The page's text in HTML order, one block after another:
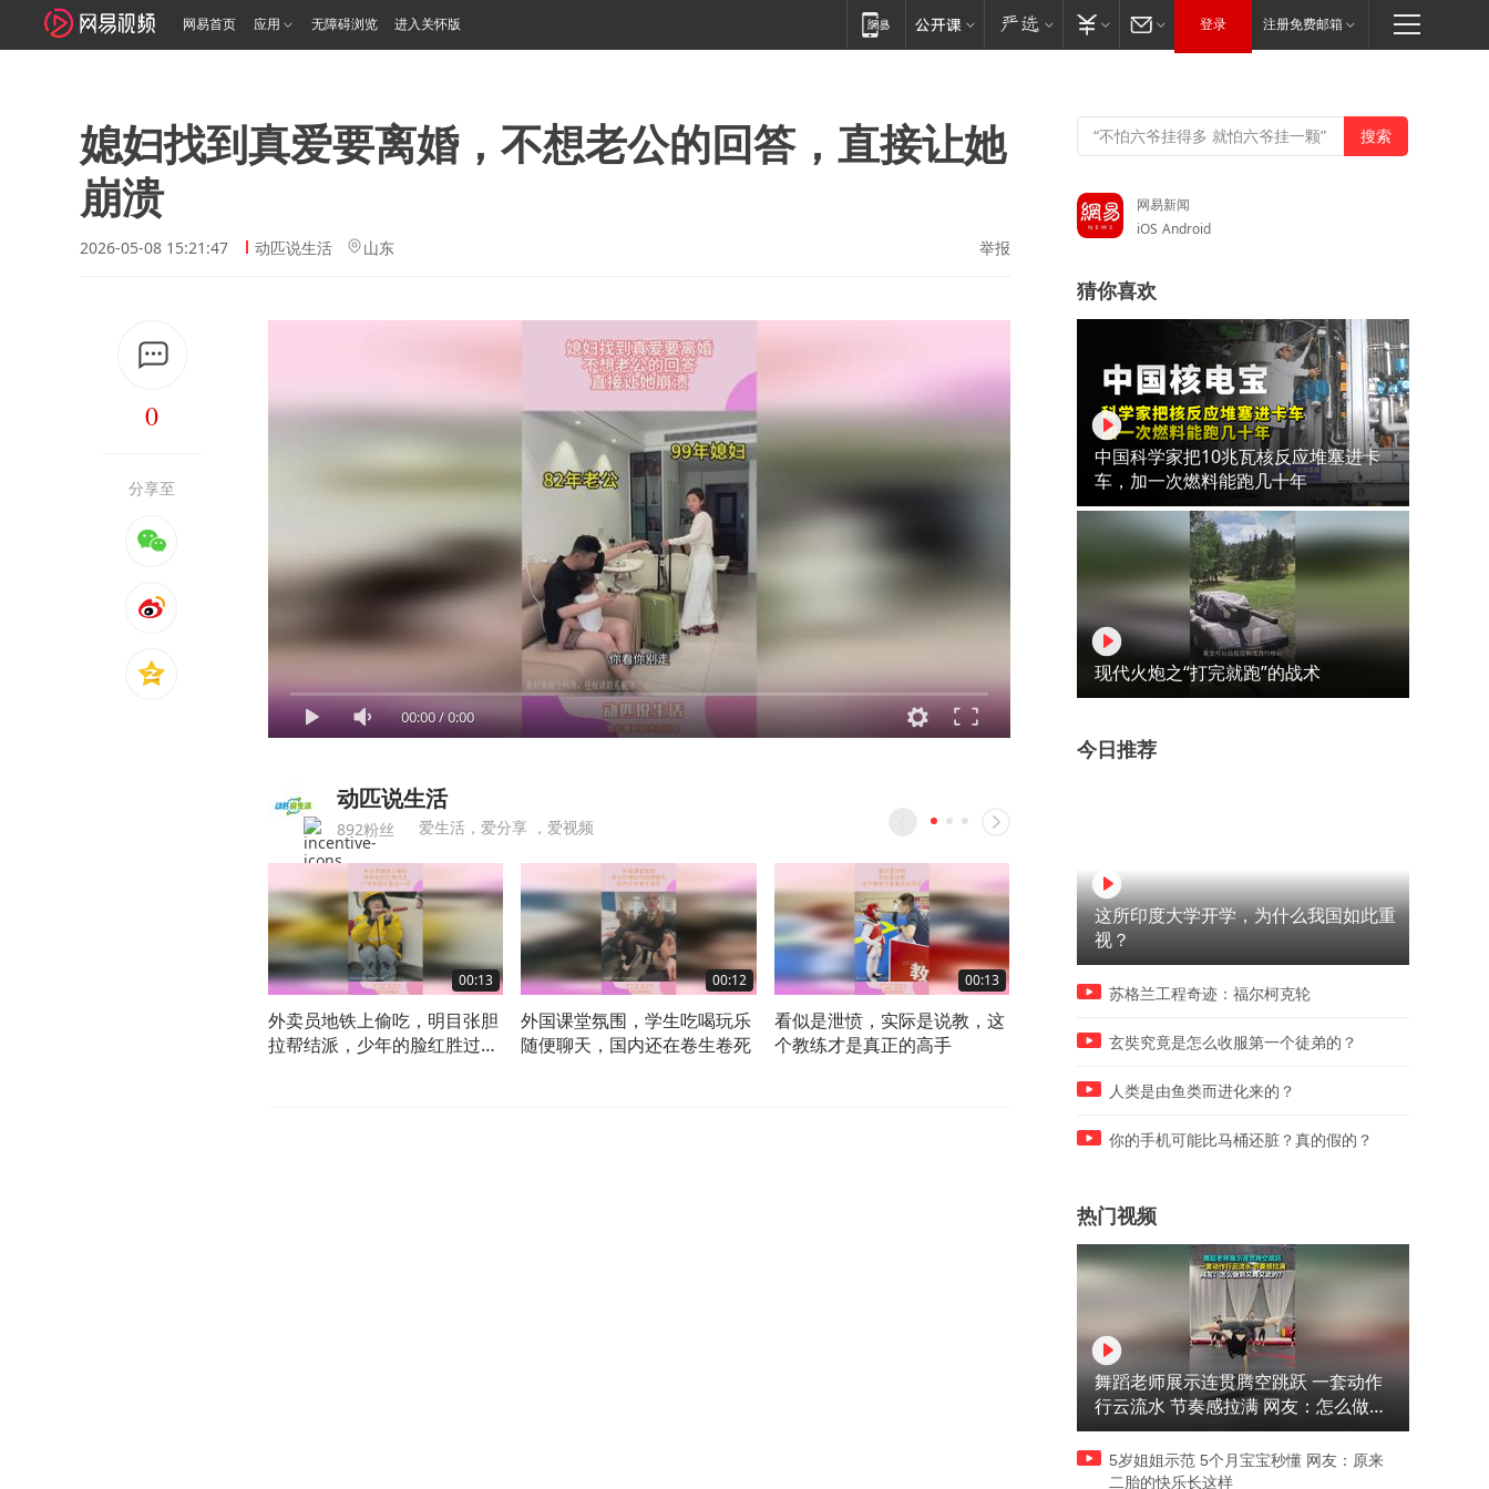
网易首页 应用 无障碍浏览 进入关怀版 登录 注册免费邮箱
媳妇找到真爱要离婚，不想老公的回答，直接让她
崩溃
2026-05-08 15:21:47 动匹说生活 山东 举报
0
分享至
00:00/0:00
动匹说生活
892粉丝 爱生活，爱分享 ，爱视频
00:13
外卖员地铁上偷吃，明目张胆
拉帮结派，少年的脸红胜过一
00:12
外国课堂氛围，学生吃喝玩乐
随便聊天，国内还在卷生卷死
00:13
看似是泄愤，实际是说教，这
个教练才是真正的高手
一手拿歌词，就是这么简陋
接“提起来”，下幕老公天塌了
网易新闻
iOS Android
猜你喜欢
中国科学家把10兆瓦核反应堆塞进卡
车，加一次燃料能跑几十年
现代火炮之“打完就跑”的战术
今日推荐
这所印度大学开学，为什么我国如此重
视？
苏格兰工程奇迹：福尔柯克轮
玄奘究竟是怎么收服第一个徒弟的？
人类是由鱼类而进化来的？
你的手机可能比马桶还脏？真的假的？
热门视频
舞蹈老师展示连贯腾空跳跃 一套动作
行云流水 节奏感拉满 网友：怎么做到
又舞又武的？
5岁姐姐示范 5个月宝宝秒懂 网友：原来
二胎的快乐长这样